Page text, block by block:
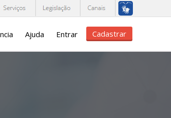
Ajuda Entrar Cadastrar